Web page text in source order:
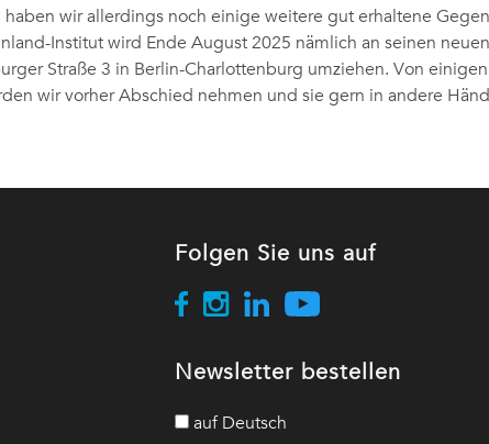
haben wir allerdings noch einige weitere gut erhaltene
Institut wird Ende August 2025 nämlich an seinen neuen
Straße 3 in Berlin-Charlottenburg umziehen. Von einigen
wir vorher Abschied nehmen und sie gern in andere
Folgen Sie uns auf
Newsletter bestellen
auf Deutsch